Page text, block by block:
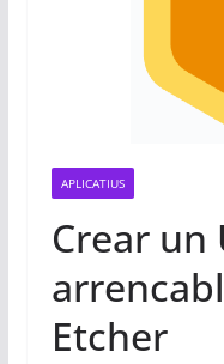
APLICATIUS
Crear un
Etcher